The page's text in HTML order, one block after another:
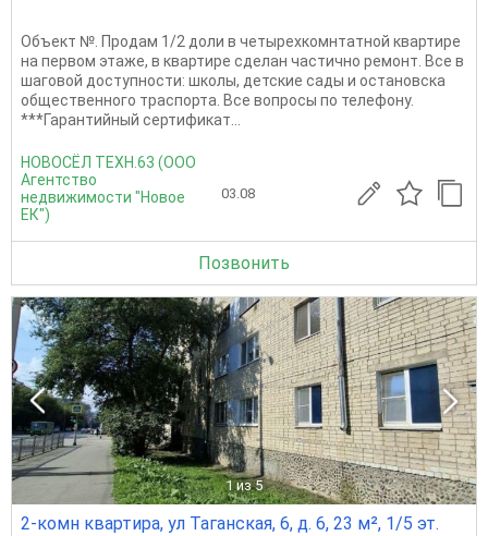
Объект №. Продам 1/2 доли в четырехкомнтатной квартире
на первом этаже, в квартире сделан частично ремонт. Все в
шаговой доступности: школы, детские сады и остановска
общественного траспорта. Все вопросы по телефону.
***Гарантийный сертификат...
НОВОСЁЛ ТЕХН.63 (ООО
Агентство
недвижимости "Новое
ЕК")
03.08
Позвонить
1 из 5
2-комн квартира, ул Таганская, 6, д. 6, 23 м², 1/5 эт.